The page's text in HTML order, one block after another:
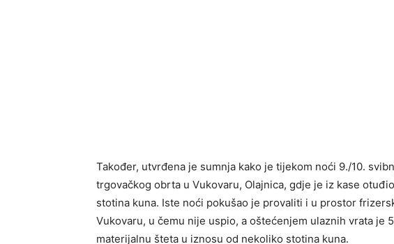
Također, utvrđena je sumnja kako je tijekom noći 9./10.
trgovačkog obrta u Vukovaru, Olajnica, gdje je iz kase
stotina kuna. Iste noći pokušao je provaliti i u prostor
Vukovaru, u čemu nije uspio, a oštećenjem ulaznih vrata je
materijalnu šteta u iznosu od nekoliko stotina kuna.